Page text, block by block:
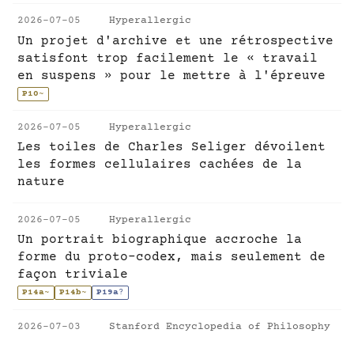
2026-07-05 Hyperallergic
Un projet d'archive et une rétrospective
satisfont trop facilement le « travail
en suspens » pour le mettre à l'épreuve
P10~
2026-07-05 Hyperallergic
Les toiles de Charles Seliger dévoilent
les formes cellulaires cachées de la
nature
2026-07-05 Hyperallergic
Un portrait biographique accroche la
forme du proto-codex, mais seulement de
façon triviale
P14a~ P14b~ P19a?
2026-07-03 Stanford Encyclopedia of Philosophy